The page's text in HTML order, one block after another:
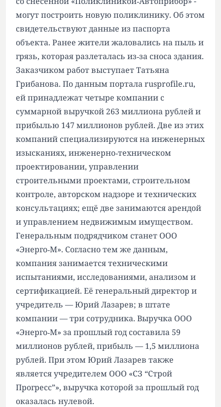
могут построить новую поликлинику. Об этом
свидетельствуют данные из паспорта
объекта. Ранее жители жаловались на пыль и
грязь, которая разлеталась из‑за сноса здания.
Заказчиком работ выступает Татьяна
Грибанова. По данным портала rusprofile.ru,
ей принадлежат четыре компании с
суммарной выручкой 263 миллиона рублей и
прибылью 147 миллионов рублей. Две из этих
компаний специализируются на инженерных
изысканиях, инженерно‑техническом
проектировании, управлении
строительными проектами, строительном
контроле, авторском надзоре и технических
консультациях; ещё две занимаются арендой
и управлением недвижимым имуществом.
Генеральным подрядчиком станет ООО
«Энерго‑М». Согласно тем же данным,
компания занимается техническими
испытаниями, исследованиями, анализом и
сертификацией. Её генеральный директор и
учредитель — Юрий Лазарев; в штате
компании — три сотрудника. Выручка ООО
«Энерго‑М» за прошлый год составила 59
миллионов рублей, прибыль — 1,5 миллиона
рублей. При этом Юрий Лазарев также
является учредителем ООО «СЗ “Строй
Прогресс”», выручка которой за прошлый год
оказалась нулевой.